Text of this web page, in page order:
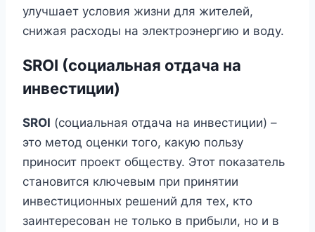
улучшает условия жизни для жителей,
снижая расходы на электроэнергию и воду.
SROI (социальная отдача на
инвестиции)
SROI (социальная отдача на инвестиции) –
это метод оценки того, какую пользу
приносит проект обществу. Этот показатель
становится ключевым при принятии
инвестиционных решений для тех, кто
заинтересован не только в прибыли, но и в